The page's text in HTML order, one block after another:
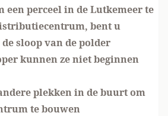
een perceel in de Lutkemeer te
bent u
sloop van de polder
kunnen ze niet beginnen
plekken in de buurt om
te bouwen